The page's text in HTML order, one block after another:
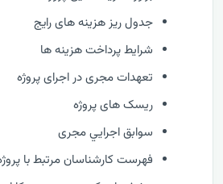
جدول ریز هزینه های رایج
شرایط پرداخت هزینه ها
تعهدات مجری در اجرای پروژه
ریسک های پروژه
سوابق اجرايي مجری
فهرست كارشناسان مرتبط با